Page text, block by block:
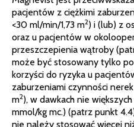
pacjentów z ciężkimi
<30 ml/min/1,73 m2) i (lub) z
oraz u pacjentów w
przeszczepienia wątroby
może być stosowany tylko
korzyści do ryzyka u
zaburzeniami czynności
m2), w dawkach nie
mmol/kg mc.) (patrz punkt
nie należy stosować więcej